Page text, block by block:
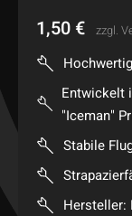
1,50 € zzgl.
Entwickelt
"Iceman"
Stabile
Hersteller: